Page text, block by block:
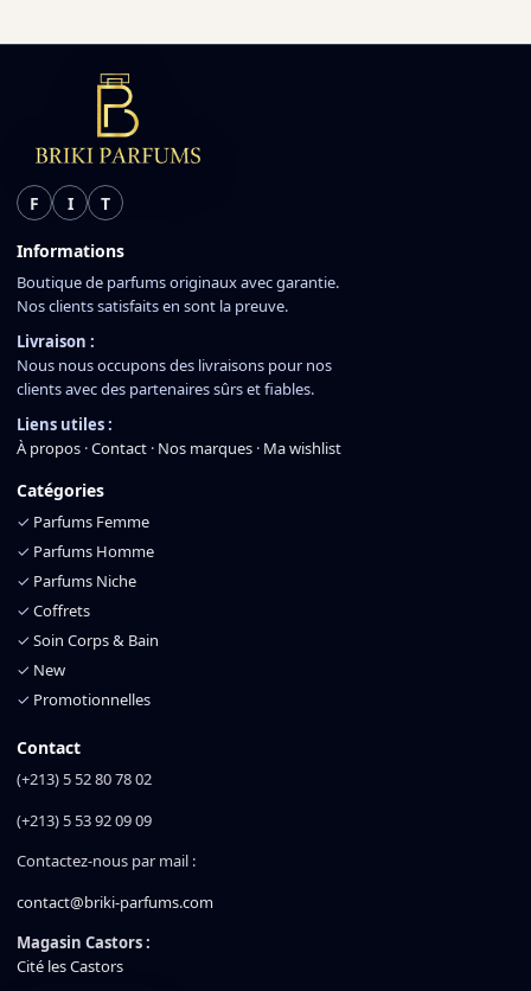
F I T
Informations
Boutique de parfums originaux avec garantie.
Nos clients satisfaits en sont la preuve.
Livraison :
Nous nous occupons des livraisons pour nos
clients avec des partenaires sûrs et fiables.
Liens utiles :
À propos ·Contact · Nos marques · Ma wishlist
Catégories
✓ Parfums Femme
✓ Parfums Homme
✓ Parfums Niche
✓ Coffrets
✓ Soin Corps & Bain
✓ New
✓ Promotionnelles
Contact
(+213) 5 52 80 78 02
(+213) 5 53 92 09 09
Contactez-nous par mail :
contact@briki-parfums.com
Magasin Castors :
Cité les Castors